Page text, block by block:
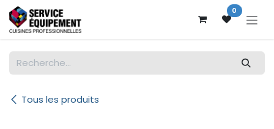
Se rendre au contenu 0
Tous les produits